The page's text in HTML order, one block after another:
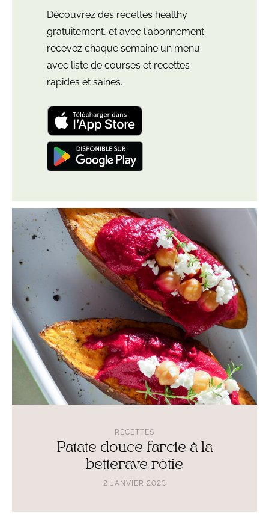
Découvrez des recettes healthy
gratuitement, et avec l'abonnement
recevez chaque semaine un menu
avec liste de courses et recettes
rapides et saines.
Télécharger
l'application
"Leloup
Nutrition:
iOS
et
iPadOS
Nutrition:
meal
plan"
pour
Android
Plus
d’articles
de
cette
catégorie
Lire
l'article
Patate
douce
farcie
betterave
rôtie
Patate douce farcie à la
betterave rôtie
2 JANVIER 2023
RECETTES